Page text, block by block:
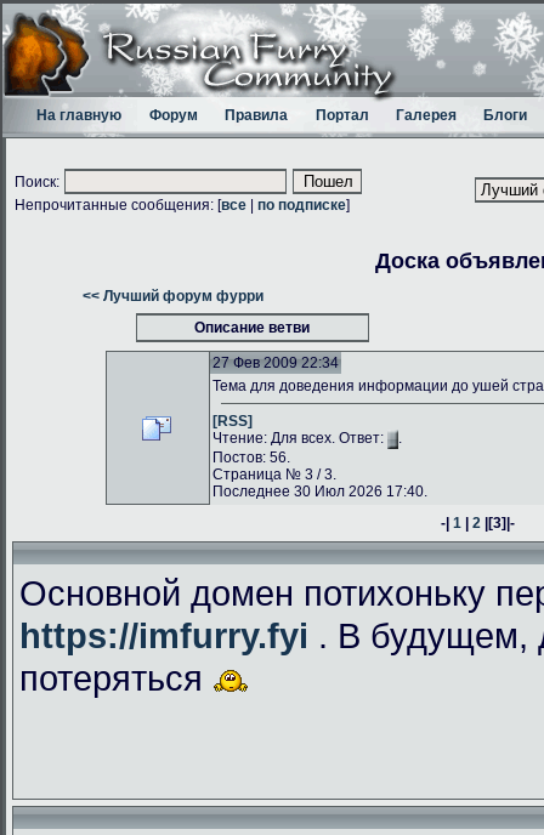
На главную Форум Правила Портал Галерея Блоги
Поиск:
Непрочитанные сообщения: [все по подписке]
Доска
<< Лучший форум фурри
Описание ветви
27 Фев 2009 22:34
Тема для доведения информации до ушей
[RSS]
Чтение: Для всех. Ответ:
.
Постов: 56.
Страница № 3 / 3.
Последнее 30 Июл 2026 17:40.
-|1 |2 |[3]|-
Основной домен потихоньку
https://imfurry.fyi . В будущем,
потеряться